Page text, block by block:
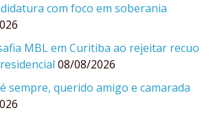
com foco em soberania
MBL em Curitiba ao rejeitar recuo
08/08/2026
sempre, querido amigo e camarada